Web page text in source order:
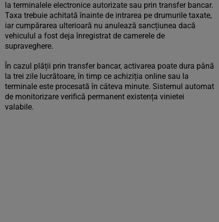
la terminalele electronice autorizate sau prin transfer bancar.
Taxa trebuie achitată înainte de intrarea pe drumurile taxate,
iar cumpărarea ulterioară nu anulează sancțiunea dacă
vehiculul a fost deja înregistrat de camerele de
supraveghere.
În cazul plății prin transfer bancar, activarea poate dura până
la trei zile lucrătoare, în timp ce achiziția online sau la
terminale este procesată în câteva minute. Sistemul automat
de monitorizare verifică permanent existența vinietei
valabile.